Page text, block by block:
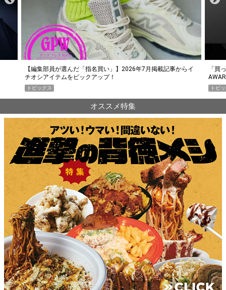
「買って損なし」の極上スマホ5選【GoodsPress 2026上半期
AWARD】
トピックス
薄着
PR
オススメ特集